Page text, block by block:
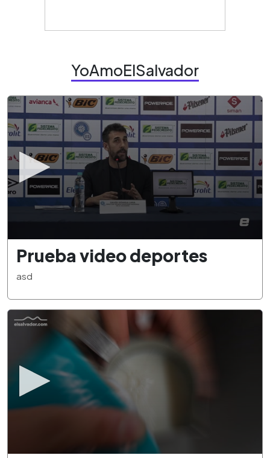
YoAmoElSalvador
seconds
minutes,
seconds
Prueba video deportes
asd